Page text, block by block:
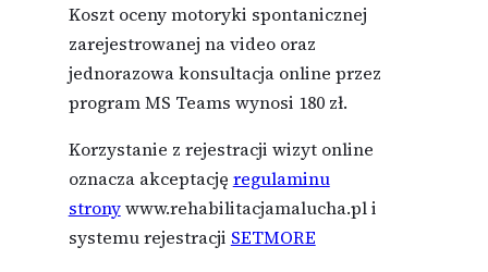
Koszt oceny motoryki spontanicznej
zarejestrowanej na video oraz
jednorazowa konsultacja online przez
program MS Teams wynosi 180 zł.
Korzystanie z rejestracji wizyt online
oznacza akceptację regulaminu
stronywww.rehabilitacjamalucha.pl i
systemu rejestracji SETMORE